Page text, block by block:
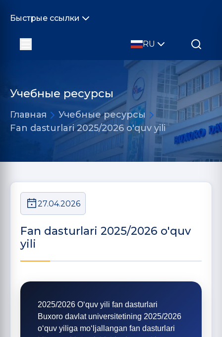
Быстрые ссылки
RU
Учебные ресурсы
Главная
Учебные ресурсы
Fan dasturlari 2025/2026 o'quv yili
27.04.2026
Fan dasturlari 2025/2026 o'quv
yili
2025/2026 O‘quv yili fan dasturlari
Buxoro davlat universitetining 2025/2026
o‘quv yiliga mo‘ljallangan fan dasturlari